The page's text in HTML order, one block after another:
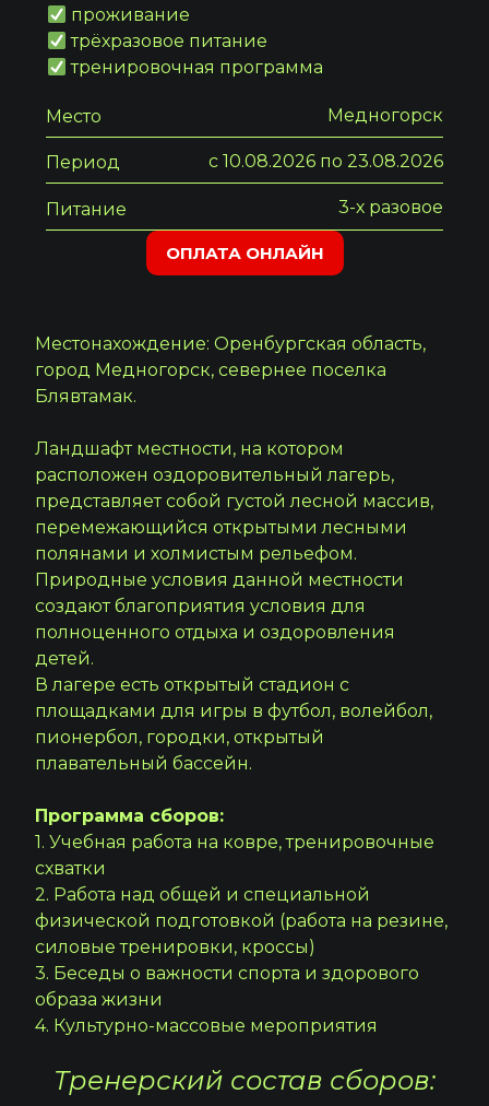
проживание
трёхразовое питание
тренировочная программа
Место Медногорск
Период с 10.08.2026 по 23.08.2026
Питание 3-х разовое
ОПЛАТА ОНЛАЙН
Местонахождение: Оренбургская область,
город Медногорск, севернее поселка
Блявтамак.
Ландшафт местности, на котором
расположен оздоровительный лагерь,
представляет собой густой лесной массив,
перемежающийся открытыми лесными
полянами и холмистым рельефом.
Природные условия данной местности
создают благоприятия условия для
полноценного отдыха и оздоровления
детей.
В лагере есть открытый стадион с
площадками для игры в футбол, волейбол,
пионербол, городки, открытый
плавательный бассейн.
Программа сборов:
1. Учебная работа на ковре, тренировочные
схватки
2. Работа над общей и специальной
физической подготовкой (работа на резине,
силовые тренировки, кроссы)
3. Беседы о важности спорта и здорового
образа жизни
4. Культурно-массовые мероприятия
Тренерский состав сборов: